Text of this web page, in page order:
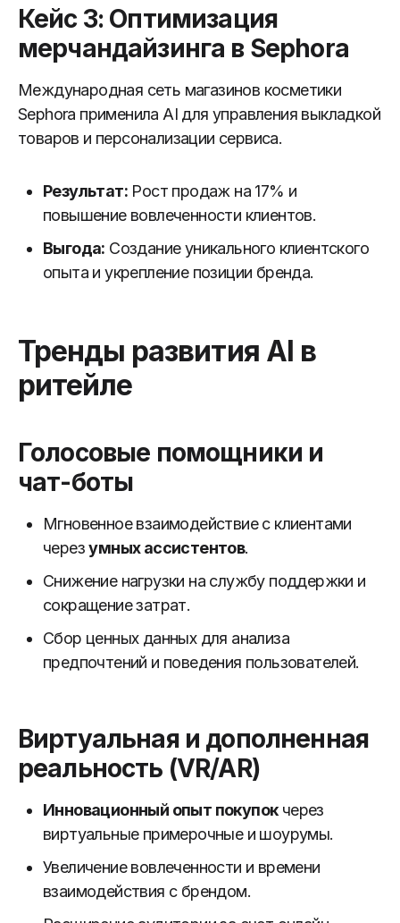
Кейс 3: Оптимизация
мерчандайзинга в Sephora
Международная сеть магазинов косметики
Sephora применила AI для управления выкладкой
товаров и персонализации сервиса.
Результат: Рост продаж на 17% и
повышение вовлеченности клиентов.
Выгода: Создание уникального клиентского
опыта и укрепление позиции бренда.
Тренды развития AI в
ритейле
Голосовые помощники и
чат-боты
Мгновенное взаимодействие с клиентами
черезумных ассистентов.
Снижение нагрузки на службу поддержки и
сокращение затрат.
Сбор ценных данных для анализа
предпочтений и поведения пользователей.
Виртуальная и дополненная
реальность (VR/AR)
Инновационный опыт покупокчерез
виртуальные примерочные и шоурумы.
Увеличение вовлеченности и времени
взаимодействия с брендом.